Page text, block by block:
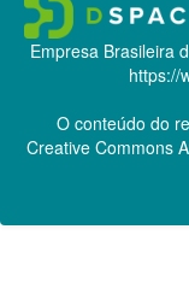
Empresa Brasileira
https://
O conteúdo do
Creative Commons